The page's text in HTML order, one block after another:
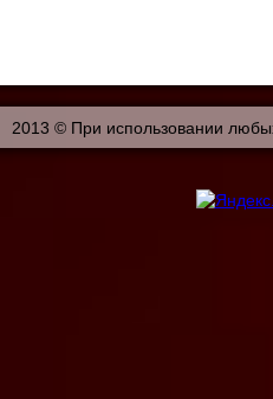
2013 © При использовании